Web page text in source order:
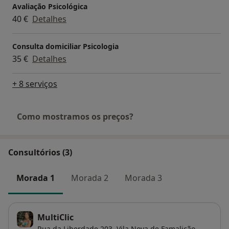
Avaliação Psicológica
40 € Detalhes
Consulta domiciliar Psicologia
35 € Detalhes
+ 8 serviços
Como mostramos os preços?
Consultórios (3)
Morada 1 Morada 2 Morada 3
MultiClic